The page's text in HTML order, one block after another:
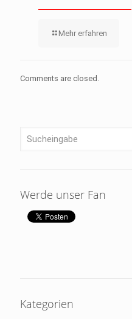
Mehr erfahren
Comments are closed.
Werde unser Fan
Kategorien